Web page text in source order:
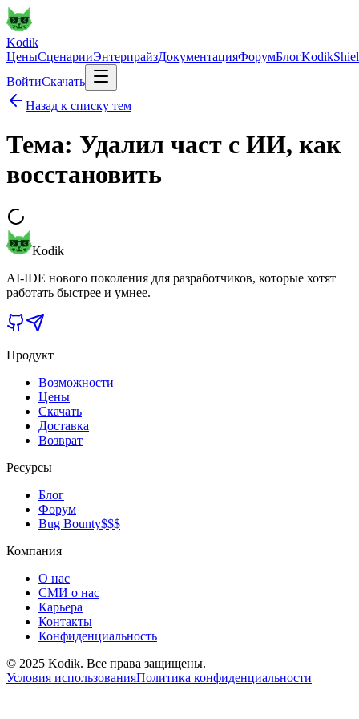
Kodik
ЦеныСценарииЭнтерпрайзДокументацияФорумБлог
ВойтиСкачать
Назад к списку тем
Тема: Удалил част с ИИ, как
восстановить
Kodik
AI-IDE нового поколения для разработчиков, которые хотят
работать быстрее и умнее.
Продукт
Возможности
Цены
Скачать
Доставка
Возврат
Ресурсы
Блог
Форум
Bug Bounty$$$
Компания
О нас
СМИ о нас
Карьера
Контакты
Конфиденциальность
© 2025 Kodik. Все права защищены.
Условия использованияПолитика конфиденциальности